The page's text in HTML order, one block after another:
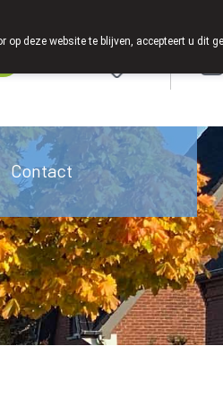
Contact
deze website te blijven, accepteert u dit